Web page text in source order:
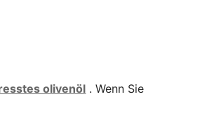
olivenöl . Wenn Sie